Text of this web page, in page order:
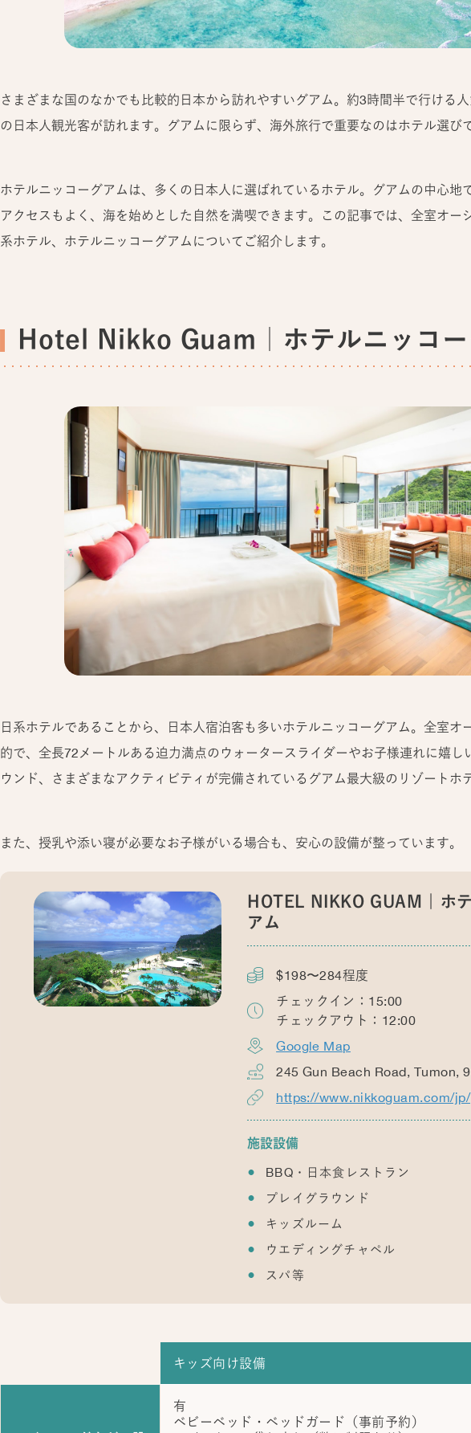
さまざまな国のなかでも比較的日本から訪れやすいグアム。約3時間半で行ける
の日本人観光客が訪れます。グアムに限らず、海外旅行で重要なのはホテル選びで
ホテルニッコーグアムは、多くの日本人に選ばれているホテル。グアムの中心地
アクセスもよく、海を始めとした自然を満喫できます。この記事では、全室オー
系ホテル、ホテルニッコーグアムについてご紹介します。
Hotel Nikko Guam｜ホテルニッコー
日系ホテルであることから、日本人宿泊客も多いホテルニッコーグアム。全室オ
的で、全長72メートルある迫力満点のウォータースライダーやお子様連れに嬉し
ウンド、さまざまなアクティビティが完備されているグアム最大級のリゾートホ
また、授乳や添い寝が必要なお子様がいる場合も、安心の設備が整っています。
HOTEL NIKKO GUAM
ホ
アム
$198〜284程度
チェックイン：15:00
チェックアウト：12:00
Google Map
245 Gun Beach​ Road, Tumon,
https://www.nikkoguam.com/jp/
施設設備
BBQ・日本食レストラン
プレイグラウンド
キッズルーム
ウエディングチャペル
スパ等
キッズ向け設備
有
ベビーベッド・ベッドガード（事前予約）